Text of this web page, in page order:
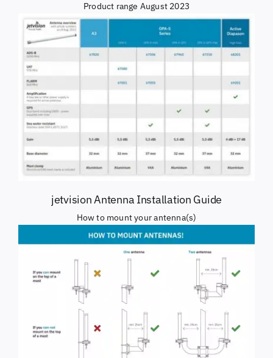
Product range August 2023
jetvision Antenna Installation Guide
How to mount your antenna(s)